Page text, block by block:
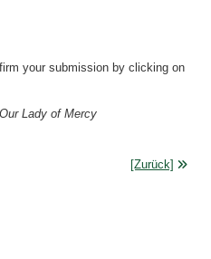
your submission by clicking on
Lady of Mercy
[Zurück]